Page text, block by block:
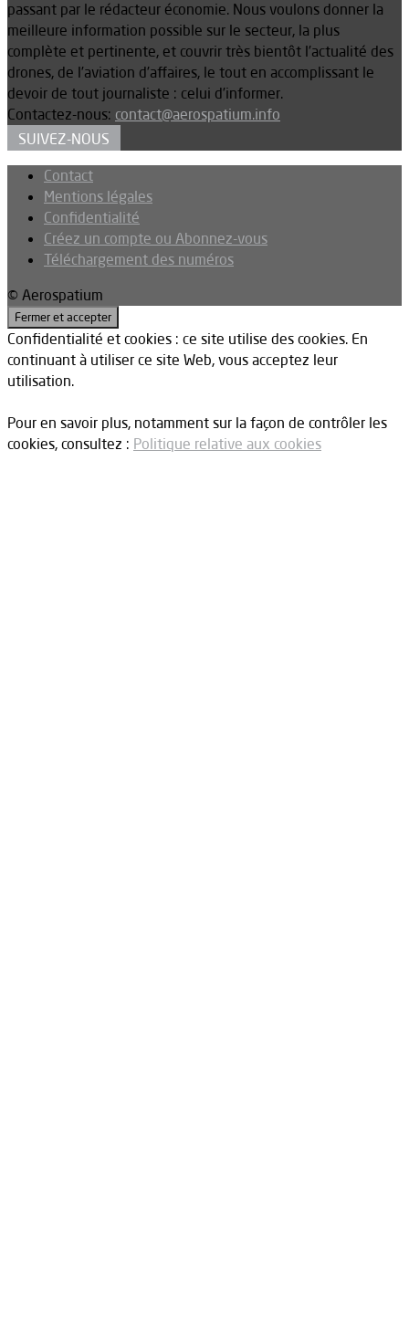
passant par le rédacteur économie. Nous voulons donner la
meilleure information possible sur le secteur, la plus
complète et pertinente, et couvrir très bientôt l’actualité des
drones, de l’aviation d’affaires, le tout en accomplissant le
devoir de tout journaliste : celui d’informer.
Contactez-nous: contact@aerospatium.info
SUIVEZ-NOUS
Contact
Mentions légales
Confidentialité
Créez un compte ou Abonnez-vous
Téléchargement des numéros
© Aerospatium
Confidentialité et cookies : ce site utilise des cookies. En
continuant à utiliser ce site Web, vous acceptez leur
utilisation.
Pour en savoir plus, notamment sur la façon de contrôler les
cookies, consultez : Politique relative aux cookies